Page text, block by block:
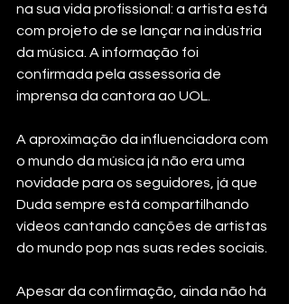
na sua vida profissional: a artista está
com projeto de se lançar na indústria
da música. A informação foi
confirmada pela assessoria de
imprensa da cantora ao UOL.
A aproximação da influenciadora com
o mundo da música já não era uma
novidade para os seguidores, já que
Duda sempre está compartilhando
vídeos cantando canções de artistas
do mundo pop nas suas redes sociais.
Apesar da confirmação, ainda não há